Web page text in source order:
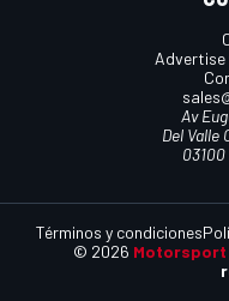
Av
Del Valle
03100
© 2026 Motorsport
Términos y condiciones